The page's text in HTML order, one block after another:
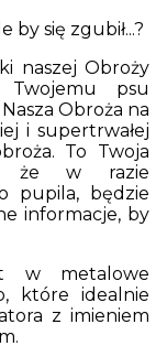
się zgubił...?
naszej Obroży
Twojemu psu
Obroża na
i supertrwałej
To Twoja
że w razie
pupila, będzie
informacje, by
w metalowe
które idealnie
z imieniem